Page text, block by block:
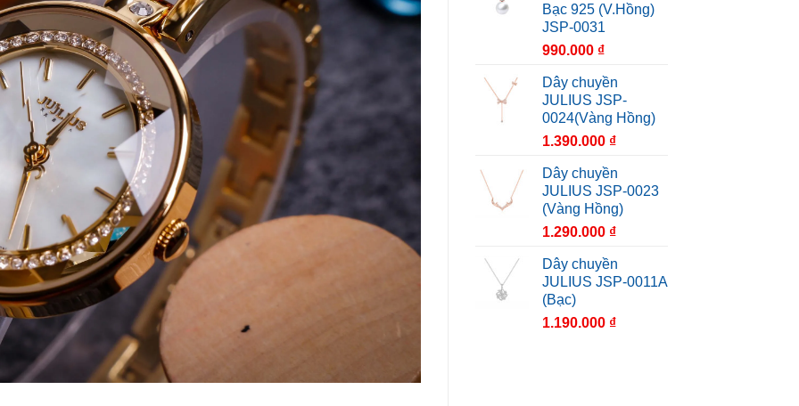
Bạc 925 (V.Hồng)
JSP-0031
990.000 ₫
Dây chuyền
JULIUS JSP-
0024(Vàng Hồng)
1.390.000 ₫
Dây chuyền
JULIUS JSP-0023
(Vàng Hồng)
1.290.000 ₫
Dây chuyền
JULIUS JSP-0011A
(Bạc)
1.190.000 ₫